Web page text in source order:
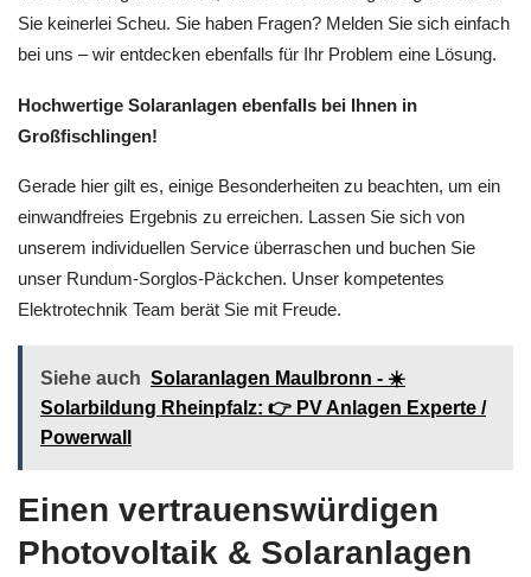
günstigen Preis erhalten. Wenn Sie diese in Zusammenhang mit
der Solaranlagen nehmen, wird es nochmals günstiger. Haben
bei uns – wir entdecken ebenfalls für Ihr Problem eine Lösung.
Großfischlingen!
Gerade hier gilt es, einige Besonderheiten zu beachten, um ein
einwandfreies Ergebnis zu erreichen. Lassen Sie sich von
unserem individuellen Service überraschen und buchen Sie
Siehe auch
Einen vertrauenswürdigen